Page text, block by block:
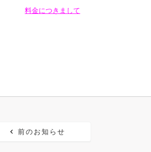
料金につきまして
前のお知らせ